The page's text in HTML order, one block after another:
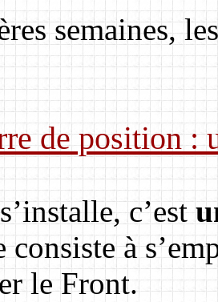
semaines,
de position :
c’est
à
le Front.